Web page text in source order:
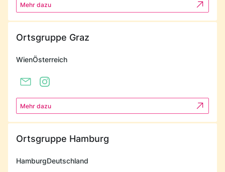
Mehr dazu
Ortsgruppe Graz
WienÖsterreich
Mehr dazu
Ortsgruppe Hamburg
HamburgDeutschland